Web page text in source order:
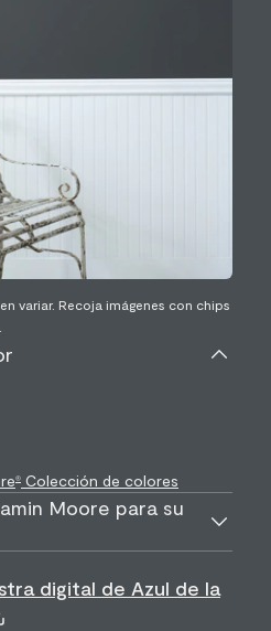
variar. Recoja imágenes con chips
® Colección de colores
Moore para su
digital de Azul de la